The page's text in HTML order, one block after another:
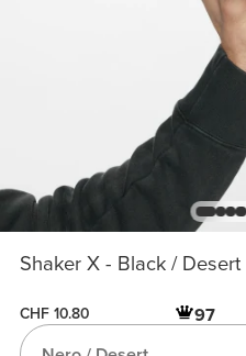
Shaker X - Black / Desert
CHF 10.80 97